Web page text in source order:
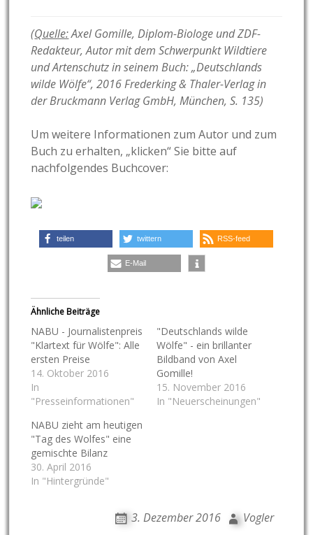
(Quelle:Axel Gomille, Diplom-Biologe und ZDF-
Redakteur, Autor mit dem Schwerpunkt Wildtiere
und Artenschutz in seinem Buch: „Deutschlands
wilde Wölfe“, 2016 Frederking & Thaler-Verlag in
der Bruckmann Verlag GmbH, München, S. 135)
Um weitere Informationen zum Autor und zum
Buch zu erhalten, „klicken“ Sie bitte auf
nachfolgendes Buchcover:
teilen twittern RSS-feed
E-Mail
Ähnliche Beiträge
NABU - Journalistenpreis
"Klartext für Wölfe": Alle
ersten Preise
14. Oktober 2016
In
"Presseinformationen"
"Deutschlands wilde
Wölfe" - ein brillanter
Bildband von Axel
Gomille!
15. November 2016
In "Neuerscheinungen"
NABU zieht am heutigen
"Tag des Wolfes" eine
gemischte Bilanz
30. April 2016
In "Hintergründe"
3. Dezember 2016 Vogler